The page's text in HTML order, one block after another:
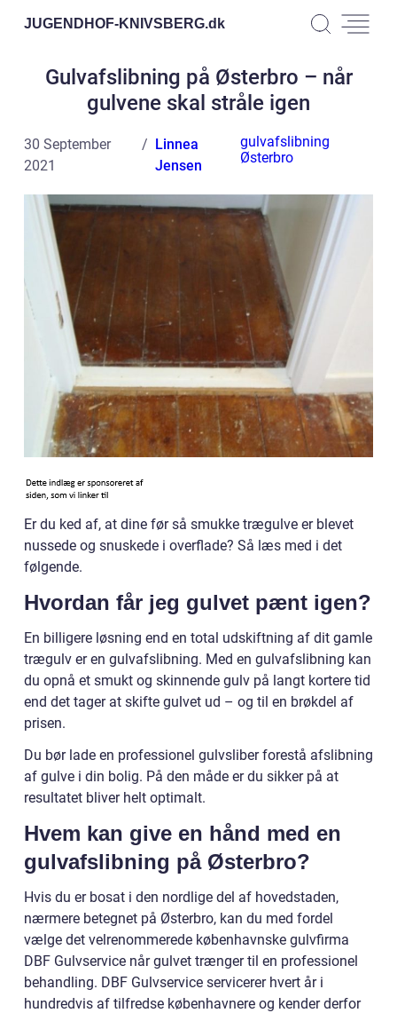
JUGENDHOF-KNIVSBERG.dk
Gulvafslibning på Østerbro – når
gulvene skal stråle igen
30 September
2021
Linnea
Jensen
gulvafslibning
Østerbro
Er du ked af, at dine før så smukke trægulve er blevet
nussede og snuskede i overflade? Så læs med i det
følgende.
Hvordan får jeg gulvet pænt igen?
En billigere løsning end en total udskiftning af dit gamle
trægulv er en gulvafslibning. Med en gulvafslibning kan
du opnå et smukt og skinnende gulv på langt kortere tid
end det tager at skifte gulvet ud – og til en brøkdel af
prisen.
Du bør lade en professionel gulvsliber forestå afslibning
af gulve i din bolig. På den måde er du sikker på at
resultatet bliver helt optimalt.
Hvem kan give en hånd med en
gulvafslibning på Østerbro?
Hvis du er bosat i den nordlige del af hovedstaden,
nærmere betegnet på Østerbro, kan du med fordel
vælge det velrenommerede københavnske gulvfirma
DBF Gulvservice når gulvet trænger til en professionel
behandling. DBF Gulvservice servicerer hvert år i
hundredvis af tilfredse københavnere og kender derfor